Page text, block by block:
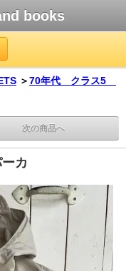
books
＞70年代 クラス5
次の商品へ
カ